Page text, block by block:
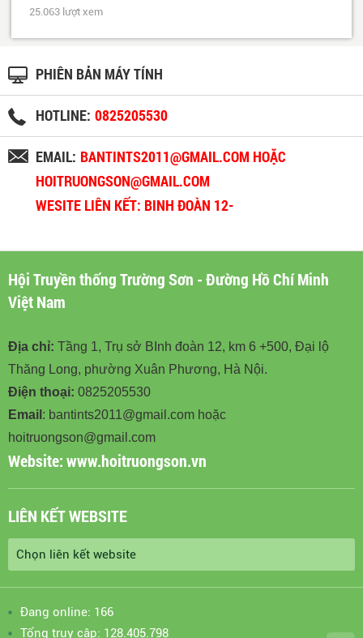
25.063 lượt xem
PHIÊN BẢN MÁY TÍNH
HOTLINE: 0825205530
EMAIL: BANTINTS2011@GMAIL.COM HOẶC
HOITRUONGSON@GMAIL.COM
WESITE LIÊN KẾT: BINH ĐOÀN 12-
Hội Truyền thống Trường Sơn - Đường Hồ Chí Minh
Việt Nam
Địa chỉ: Tầng 1, Trụ sở BInh đoàn 12, km 6 +500, Đại lộ
Thăng Long, phường Xuân Phương, Hà Nội.
Điện thoại: 0825205530
Email : bantints2011@gmail.com hoặc
hoitruongson@gmail.com
Website:www.hoitruongson.vn
LIÊN KẾT WEBSITE
Đang online: 166
Tổng truy cập: 128.405.798